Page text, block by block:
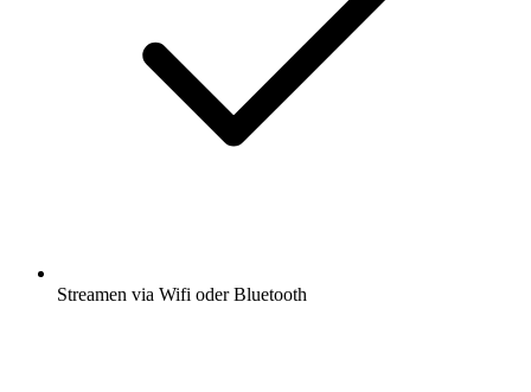
Streamen via Wifi oder Bluetooth